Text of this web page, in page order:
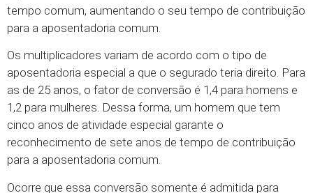
tempo comum, aumentando o seu tempo de contribuição
para a aposentadoria comum.
Os multiplicadores variam de acordo com o tipo de
aposentadoria especial a que o segurado teria direito. Para
as de 25 anos, o fator de conversão é 1,4 para homens e
1,2 para mulheres. Dessa forma, um homem que tem
cinco anos de atividade especial garante o
reconhecimento de sete anos de tempo de contribuição
para a aposentadoria comum.
Ocorre que essa conversão somente é admitida para